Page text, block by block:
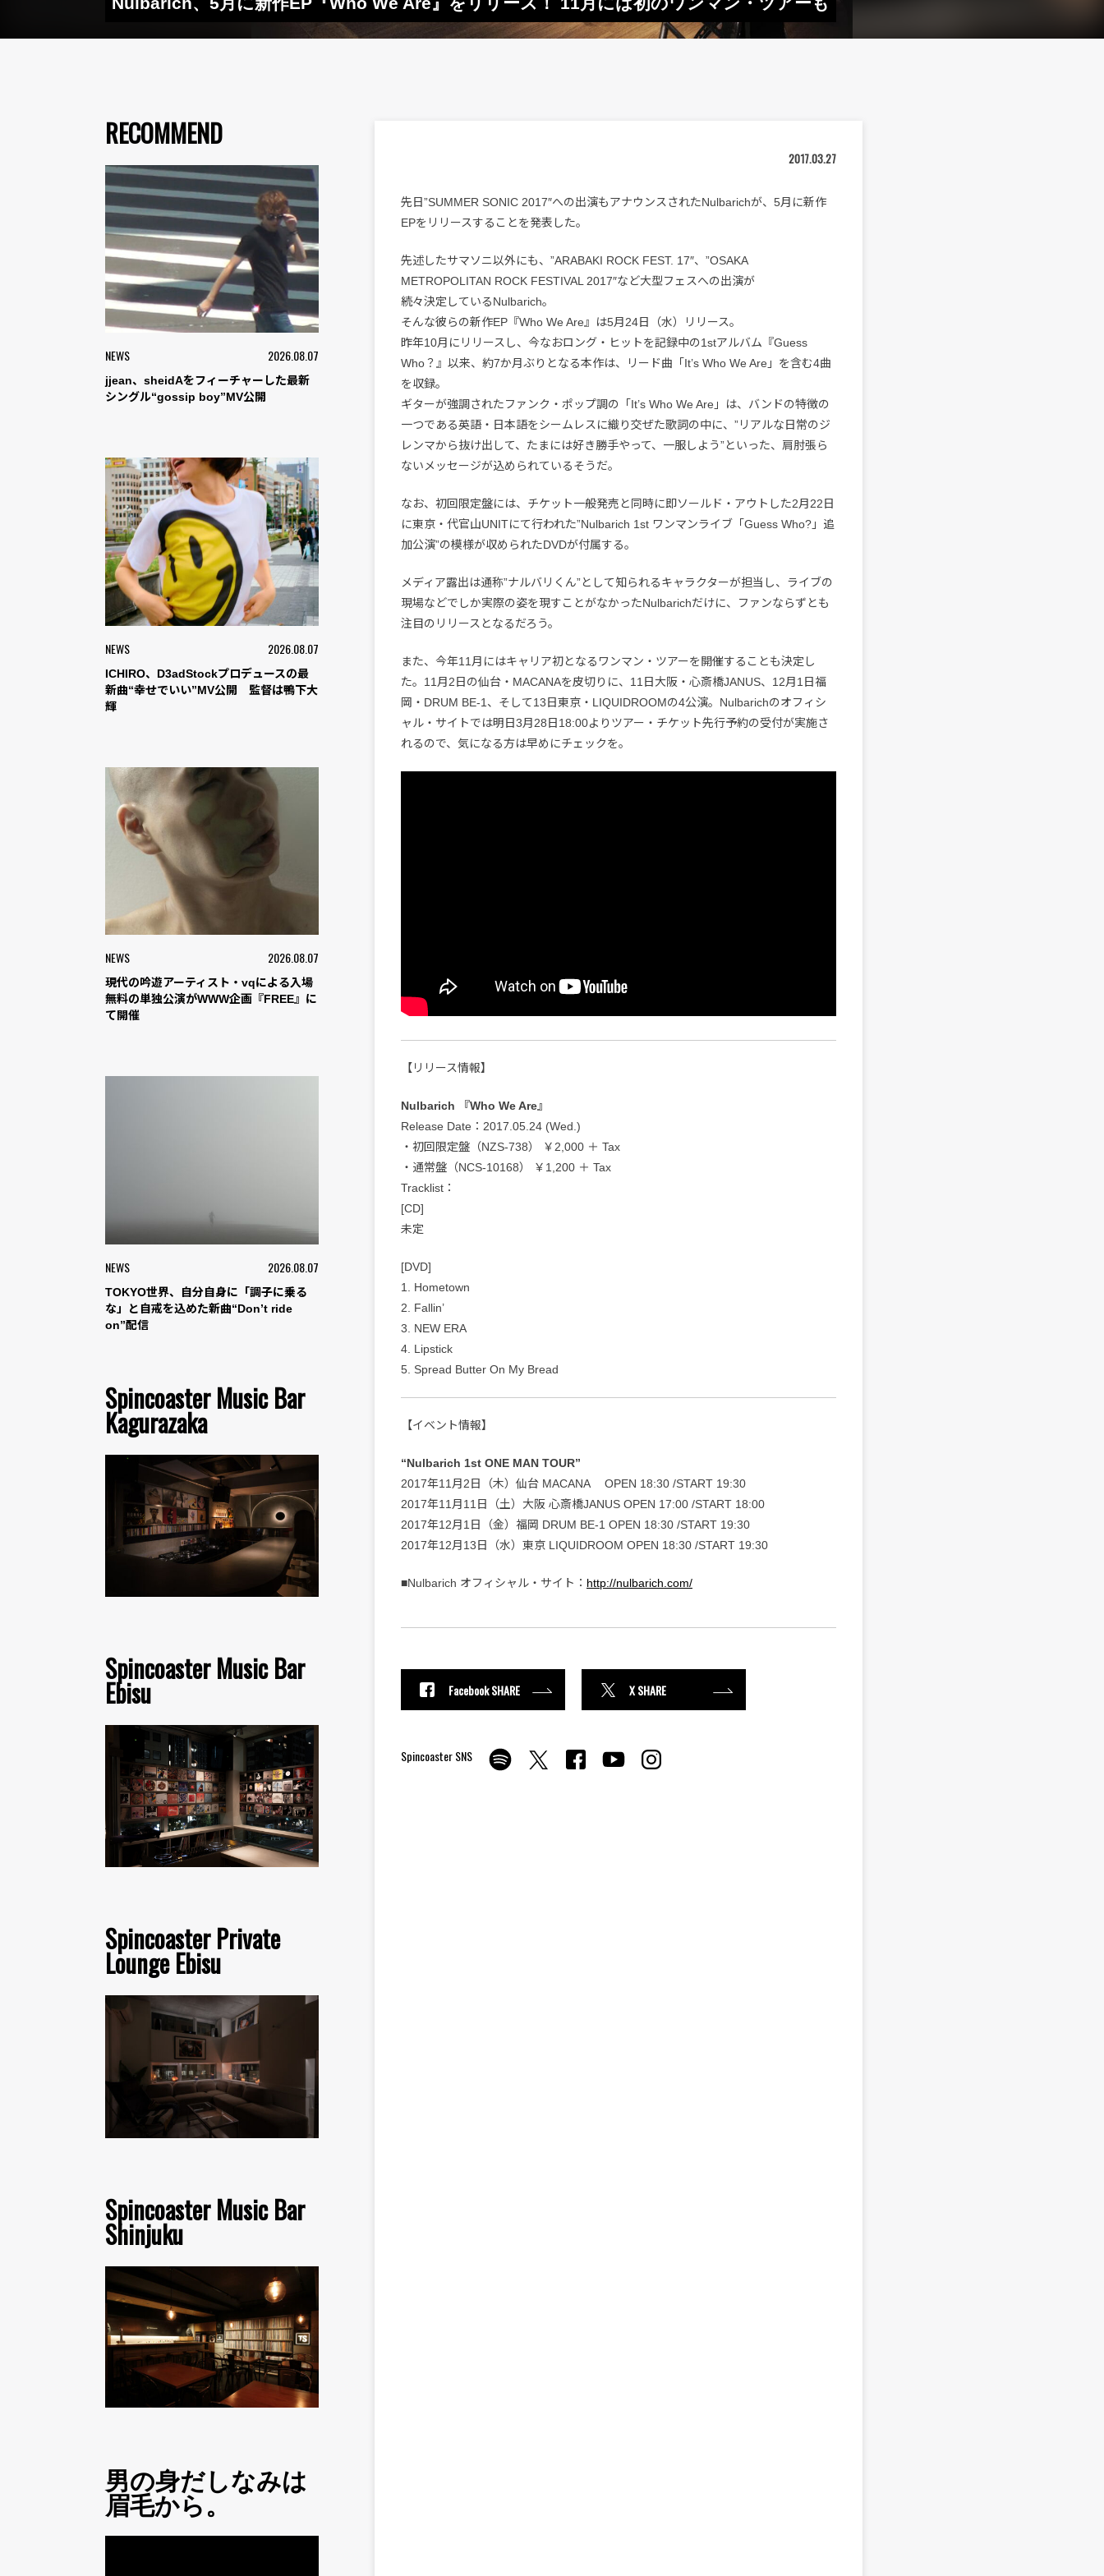
RECOMMEND
NEWS 2026.08.07
jjean、sheidAをフィーチャーした最新
シングル“gossip boy”MV公開
NEWS 2026.08.07
ICHIRO、D3adStockプロデュースの最
新曲“幸せでいい”MV公開 監督は鴨下大
輝
NEWS 2026.08.07
現代の吟遊アーティスト・vqによる入場
無料の単独公演がWWW企画『FREE』に
て開催
NEWS 2026.08.07
TOKYO世界、自分自身に「調子に乗る
な」と自戒を込めた新曲“Don’t ride
on”配信
Spincoaster Music Bar
Kagurazaka
Spincoaster Music Bar
Ebisu
Spincoaster Private
Lounge Ebisu
Spincoaster Music Bar
Shinjuku
男の身だしなみは
眉毛から。
2017.03.27
先日”SUMMER SONIC 2017″への出演もアナウンスされたNulbarichが、5月に新作
EPをリリースすることを発表した。
先述したサマソニ以外にも、”ARABAKI ROCK FEST. 17″、”OSAKA
METROPOLITAN ROCK FESTIVAL 2017″など大型フェスへの出演が
続々決定しているNulbarich。
そんな彼らの新作EP『Who We Are』は5月24日（水）リリース。
昨年10月にリリースし、今なおロング・ヒットを記録中の1stアルバム『Guess
Who？』以来、約7か月ぶりとなる本作は、リード曲「It’s Who We Are」を含む4曲
を収録。
ギターが強調されたファンク・ポップ調の「It’s Who We Are」は、バンドの特徴の
一つである英語・日本語をシームレスに織り交ぜた歌詞の中に、”リアルな日常のジ
レンマから抜け出して、たまには好き勝手やって、一服しよう”といった、肩肘張ら
ないメッセージが込められているそうだ。
なお、初回限定盤には、チケット一般発売と同時に即ソールド・アウトした2月22日
に東京・代官山UNITにて行われた”Nulbarich 1st ワンマンライブ「Guess Who?」追
加公演”の模様が収められたDVDが付属する。
メディア露出は通称”ナルバリくん”として知られるキャラクターが担当し、ライブの
現場などでしか実際の姿を現すことがなかったNulbarichだけに、ファンならずとも
注目のリリースとなるだろう。
また、今年11月にはキャリア初となるワンマン・ツアーを開催することも決定し
た。11月2日の仙台・MACANAを皮切りに、11日大阪・心斎橋JANUS、12月1日福
岡・DRUM BE-1、そして13日東京・LIQUIDROOMの4公演。Nulbarichのオフィシ
ャル・サイトでは明日3月28日18:00よりツアー・チケット先行予約の受付が実施さ
れるので、気になる方は早めにチェックを。
【リリース情報】
Nulbarich 『Who We Are』
Release Date：2017.05.24 (Wed.)
・初回限定盤（NZS-738） ￥2,000 ＋ Tax
・通常盤（NCS-10168） ￥1,200 ＋ Tax
Tracklist：
[CD]
未定
[DVD]
1. Hometown
2. Fallin’
3. NEW ERA
4. Lipstick
5. Spread Butter On My Bread
【イベント情報】
“Nulbarich 1st ONE MAN TOUR”
2017年11月2日（木）仙台 MACANA OPEN 18:30 /START 19:30
2017年11月11日（土）大阪 心斎橋JANUS OPEN 17:00 /START 18:00
2017年12月1日（金）福岡 DRUM BE-1 OPEN 18:30 /START 19:30
2017年12月13日（水）東京 LIQUIDROOM OPEN 18:30 /START 19:30
■Nulbarich オフィシャル・サイト： http://nulbarich.com/
Facebook SHARE X SHARE
Spincoaster SNS